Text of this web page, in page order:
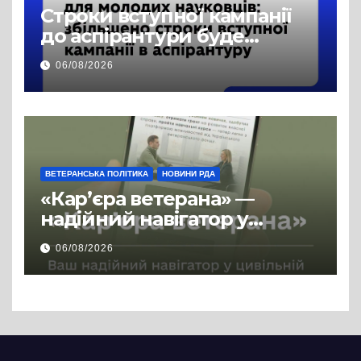
Строки вступної кампанії
до аспірантури буде
продовжено
06/08/2026
ВЕТЕРАНСЬКА ПОЛІТИКА НОВИНИ РДА
«Кар’єра ветерана» —
надійний навігатор у
цивільній професії
06/08/2026